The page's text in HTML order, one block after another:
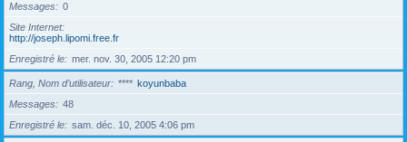
Messages
0
Site Internet
http://joseph.lipomi.free.fr
Enregistré le
mer. nov. 30, 2005 12:20 pm
Rang, Nom d’utilisateur **** koyunbaba
Messages
48
Enregistré le
sam. déc. 10, 2005 4:06 pm